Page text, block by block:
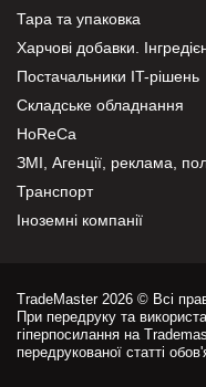
Тара та упаковка
Харчові добавки.
Постачальники IT-рішень
Складське обладнання
HoReCa
ЗМІ, Агенції, реклама,
Транспорт
Іноземні компанії
TradeMaster 2026 © Всі
При передруку та
гіперпосилання на
передрукованої статті